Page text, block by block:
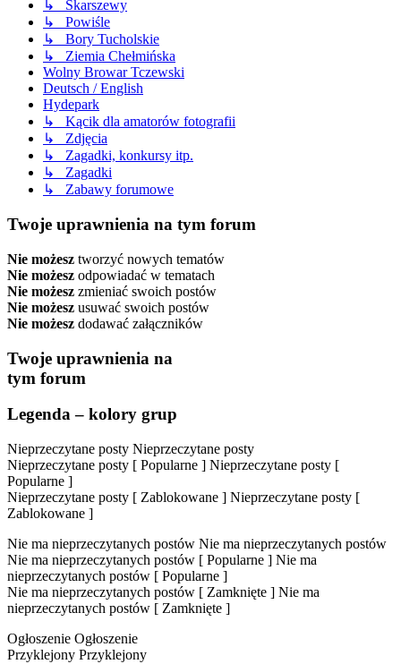
↳ Skarszewy
↳ Powiśle
↳ Bory Tucholskie
↳ Ziemia Chełmińska
Wolny Browar Tczewski
Deutsch / English
Hydepark
↳ Kącik dla amatorów fotografii
↳ Zdjęcia
↳ Zagadki, konkursy itp.
↳ Zagadki
↳ Zabawy forumowe
Twoje uprawnienia na tym forum
Nie możesz tworzyć nowych tematów
Nie możesz odpowiadać w tematach
Nie możesz zmieniać swoich postów
Nie możesz usuwać swoich postów
Nie możesz dodawać załączników
Twoje uprawnienia na
tym forum
Legenda – kolory grup
Nieprzeczytane posty Nieprzeczytane posty
Nieprzeczytane posty [ Popularne ] Nieprzeczytane posty [
Popularne ]
Nieprzeczytane posty [ Zablokowane ] Nieprzeczytane posty [
Zablokowane ]
Nie ma nieprzeczytanych postów Nie ma nieprzeczytanych postów
Nie ma nieprzeczytanych postów [ Popularne ] Nie ma
nieprzeczytanych postów [ Popularne ]
Nie ma nieprzeczytanych postów [ Zamknięte ] Nie ma
nieprzeczytanych postów [ Zamknięte ]
Ogłoszenie Ogłoszenie
Przyklejony Przyklejony